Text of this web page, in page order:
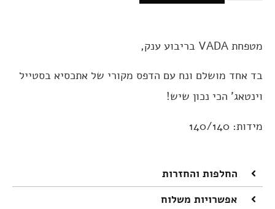
מטפחת VADA בריבוע ענק,
בד אחד מושלם ונח עם הדפס מקורי של אתכסיא בסטייל
וינטאג' הכי נכון שיש!
מידות: 140/140
החלפות והחזרות
אפשרויות משלוח